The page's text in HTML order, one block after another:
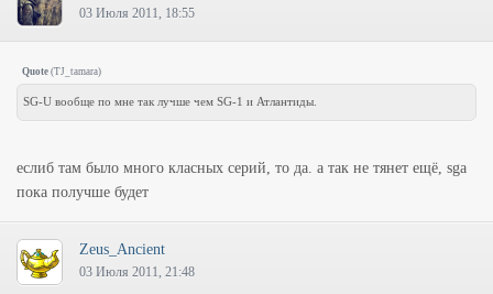
03 Июля 2011, 18:55
Quote (TJ_tamara)
SG-U вообще по мне так лучше чем SG-1 и Атлантиды.
еслиб там было много класных серий, то да. а так не тянет ещё, sga
пока получше будет
Zeus_Ancient
03 Июля 2011, 21:48